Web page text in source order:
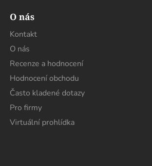
O nás
Kontakt
O nás
Recenze a hodnocení
Hodnocení obchodu
Často kladené dotazy
Pro firmy
Virtuální prohlídka